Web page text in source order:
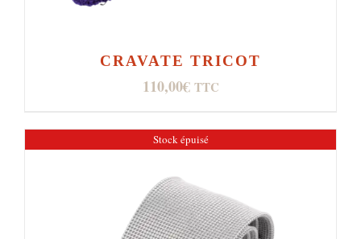
CRAVATE TRICOT
110,00€ TTC
Stock épuisé